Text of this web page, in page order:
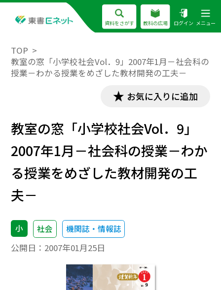
資料をさがす 教科の広場 ログイン メニュー
TOP
教室の窓「小学校社会Vol．9」2007年1月－社会科の
授業－わかる授業をめざした教材開発の工夫－
お気に入りに追加
教室の窓「小学校社会Vol．9」
2007年1月－社会科の授業－わか
る授業をめざした教材開発の工
夫－
小 社会 機関誌・情報誌
公開日： 2007年01月25日